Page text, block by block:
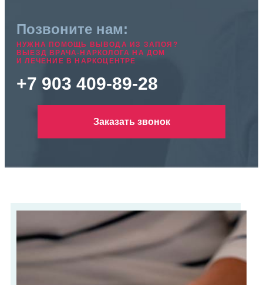
Позвоните нам:
НУЖНА ПОМОЩЬ ВЫВОДА ИЗ ЗАПОЯ?
ВЫЕЗД ВРАЧА-НАРКОЛОГА НА ДОМ
И ЛЕЧЕНИЕ В НАРКОЦЕНТРЕ
+7 903 409-89-28
Заказать звонок